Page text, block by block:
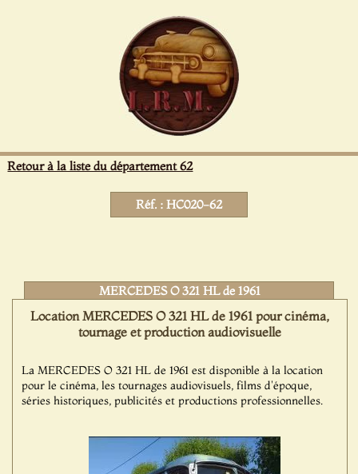
Retour à la liste du département 62
Réf. : HC020-62
MERCEDES O 321 HL de 1961
Location MERCEDES O 321 HL de 1961 pour cinéma,
tournage et production audiovisuelle
La MERCEDES O 321 HL de 1961 est disponible à la location
pour le cinéma, les tournages audiovisuels, films d'époque,
séries historiques, publicités et productions professionnelles.